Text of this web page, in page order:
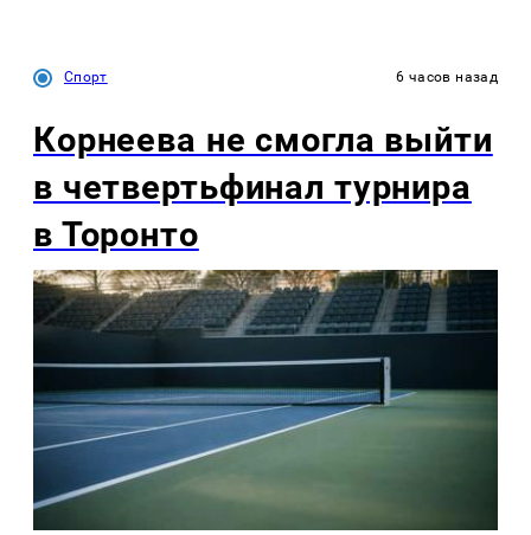
Спорт 6 часов назад
Корнеева не смогла выйти
в четвертьфинал турнира
в Торонто